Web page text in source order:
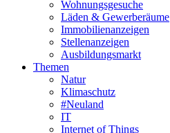
Wohnungsgesuche
Läden & Gewerberäume
Immobilienanzeigen
Stellenanzeigen
Ausbildungsmarkt
Themen
Natur
Klimaschutz
#Neuland
IT
Internet of Things